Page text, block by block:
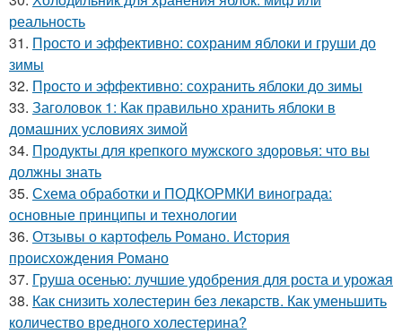
реальность
31. Просто и эффективно: сохраним яблоки и груши до
зимы
32. Просто и эффективно: сохранить яблоки до зимы
33. Заголовок 1: Как правильно хранить яблоки в
домашних условиях зимой
34. Продукты для крепкого мужского здоровья: что вы
должны знать
35. Схема обработки и ПОДКОРМКИ винограда:
основные принципы и технологии
36. Отзывы о картофель Романо. История
происхождения Романо
37. Груша осенью: лучшие удобрения для роста и урожая
38. Как снизить холестерин без лекарств. Как уменьшить
количество вредного холестерина?